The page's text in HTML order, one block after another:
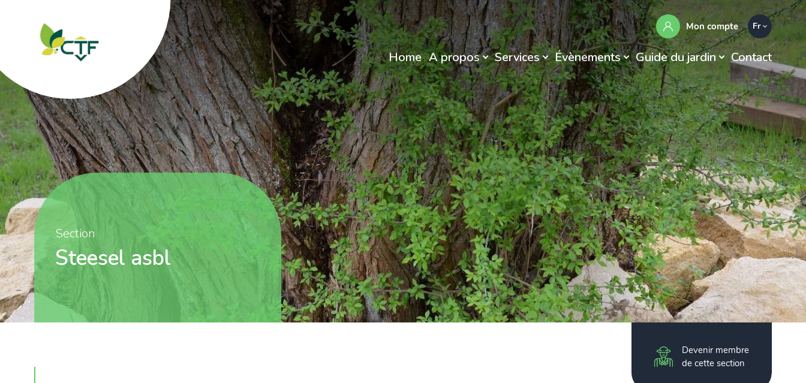
Mon compte Fr
Home A propos Services Évènements Guide du jardin Contact
Section
Steesel asbl
Devenir membre
de cette section